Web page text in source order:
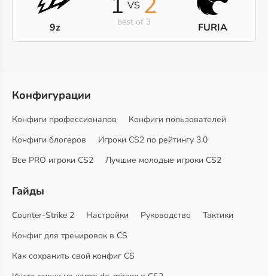
9z
VS
best of 3 FURIA
Конфигурации
Конфиги профессионалов
Конфиги пользователей
Конфиги блогеров
Игроки CS2 по рейтингу 3.0
Все PRO игроки CS2
Лучшие молодые игроки CS2
Гайды
Counter-Strike 2 Настройки Руководство
Тактики
Конфиг для тренировок в CS
Как сохранить свой конфиг CS